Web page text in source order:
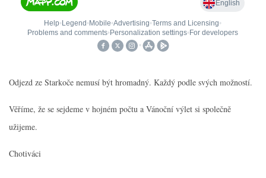
Odjezd ze Starkoče nemusí být hromadný. Každý podle svých možností.
Věříme, že se sejdeme v hojném počtu a Vánoční výlet si společně
užijeme.
Chotiváci